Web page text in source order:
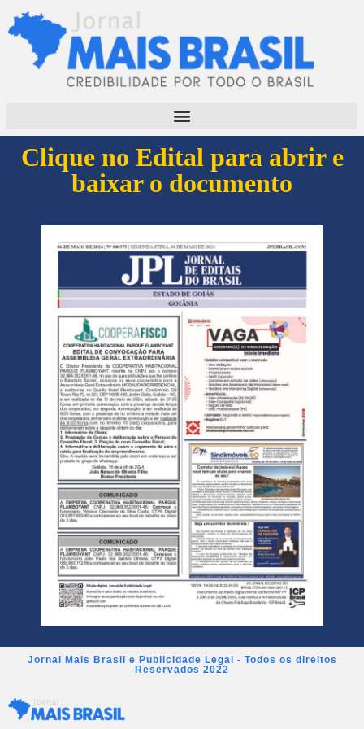
Clique no Edital para abrir e
baixar o documento
Jornal Mais Brasil e Publicidade Legal - Todos os direitos
Reservados 2022